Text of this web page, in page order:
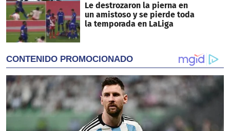
Le destrozaron la pierna en
un amistoso y se pierde toda
la temporada en LaLiga